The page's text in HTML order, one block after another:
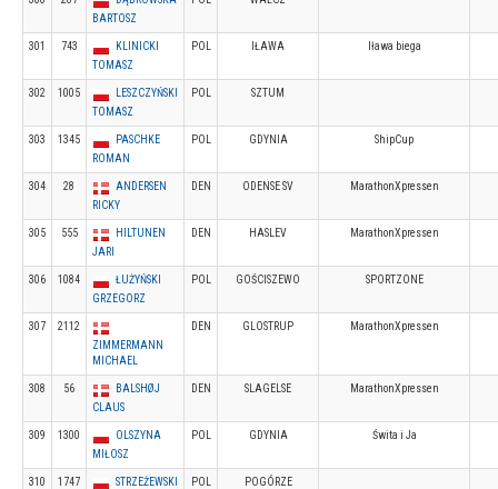
BARTOSZ
301 743
KLINICKI
TOMASZ
POL IŁAWA Iława biega
302 1005
LESZCZYŃSKI
TOMASZ
POL SZTUM
303 1345
PASCHKE
ROMAN
POL GDYNIA ShipCup
304 28
ANDERSEN
RICKY
DEN ODENSE SV MarathonXpressen
305 555
HILTUNEN
JARI
DEN HASLEV MarathonXpressen
306 1084
ŁUŻYŃSKI
GRZEGORZ
POL GOŚCISZEWO SPORTZONE
307
2112
ZIMMERMANN
MICHAEL
DEN GLOSTRUP MarathonXpressen
308 56
BALSHØJ
CLAUS
DEN SLAGELSE MarathonXpressen
309 1300
OLSZYNA
MIŁOSZ
POL GDYNIA Świta i Ja
310 1747
STRZEŻEWSKI
POL POGÓRZE